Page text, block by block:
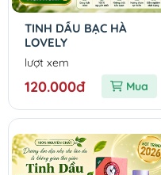
TINH DẦU BẠC HÀ
LOVELY
lượt xem
120.000đ Mua